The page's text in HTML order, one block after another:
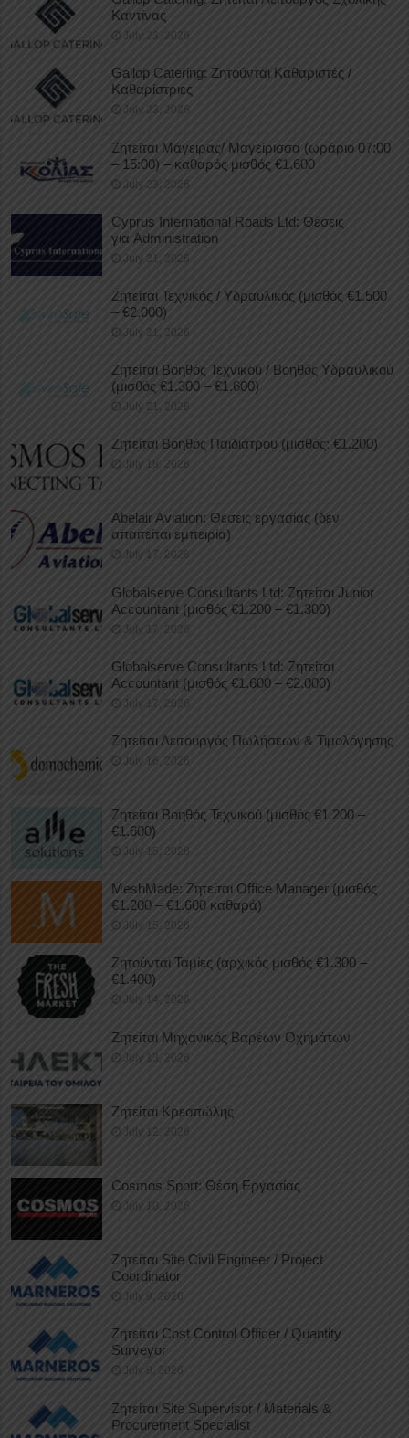
Καντίνας
July 23, 2026
Gallop Catering: Ζητούνται Καθαριστές /
Καθαρίστριες
July 23, 2026
Ζητείται Μάγειρας/ Μαγείρισσα (ωράριο 07:00
– 15:00) – καθαρός μισθός €1.600
July 23, 2026
Cyprus International Roads Ltd: Θέσεις
για Administration
July 21, 2026
Ζητείται Τεχνικός / Υδραυλικός (μισθός €1.500
– €2.000)
July 21, 2026
Ζητείται Βοηθός Τεχνικού / Βοηθός Υδραυλικού
(μισθός €1.300 – €1.600)
July 21, 2026
Ζητείται Βοηθός Παιδιάτρου (μισθός: €1.200)
July 18, 2026
Abelair Aviation: Θέσεις εργασίας (δεν
απαιτείται εμπειρία)
July 17, 2026
Globalserve Consultants Ltd: Ζητείται Junior
Accountant (μισθός €1.200 – €1.300)
July 17, 2026
Globalserve Consultants Ltd: Ζητείται
Accountant (μισθός €1.600 – €2.000)
July 17, 2026
Ζητείται Λειτουργός Πωλήσεων & Τιμολόγησης
July 16, 2026
Ζητείται Βοηθός Τεχνικού (μισθός €1.200 –
€1.600)
July 15, 2026
MeshMade: Ζητείται Office Manager (μισθός
€1.200 – €1.600 καθαρά)
July 15, 2026
Ζητούνται Ταμίες (αρχικός μισθός €1.300 –
€1.400)
July 14, 2026
Ζητείται Μηχανικός Βαρέων Οχημάτων
July 13, 2026
Ζητείται Κρεοπώλης
July 12, 2026
Cosmos Sport: Θέση Εργασίας
July 10, 2026
Ζητείται Site Civil Engineer / Project
Coordinator
July 9, 2026
Ζητείται Cost Control Officer / Quantity
Surveyor
July 9, 2026
Ζητείται Site Supervisor / Materials &
Procurement Specialist